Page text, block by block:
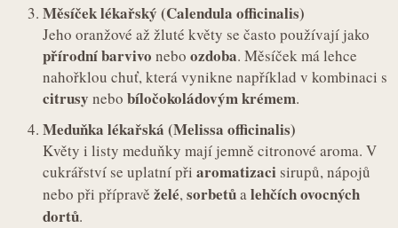
Měsíček lékařský (Calendula officinalis)
Jeho oranžové až žluté květy se často používají jako
přírodní barvivo nebo ozdoba. Měsíček má lehce
nahořklou chuť, která vynikne například v kombinaci s
citrusy nebo bíločokoládovým krémem.
Meduňka lékařská (Melissa officinalis)
Květy i listy meduňky mají jemně citronové aroma. V
cukrářství se uplatní při aromatizaci sirupů, nápojů
nebo při přípravě želé,sorbetůalehčích ovocných
dortů.